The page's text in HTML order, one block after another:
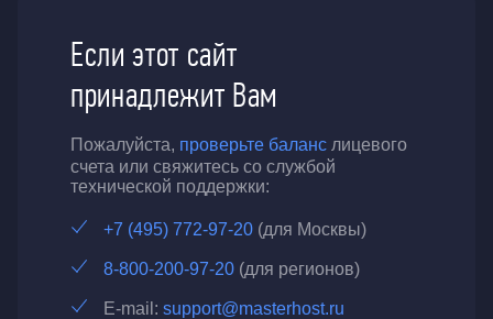
Если этот сайт
принадлежит Вам
Пожалуйста, проверьте баланс лицевого
счета или свяжитесь со службой
технической поддержки:
+7 (495) 772-97-20 (для Москвы)
8-800-200-97-20 (для регионов)
E-mail: support@masterhost.ru